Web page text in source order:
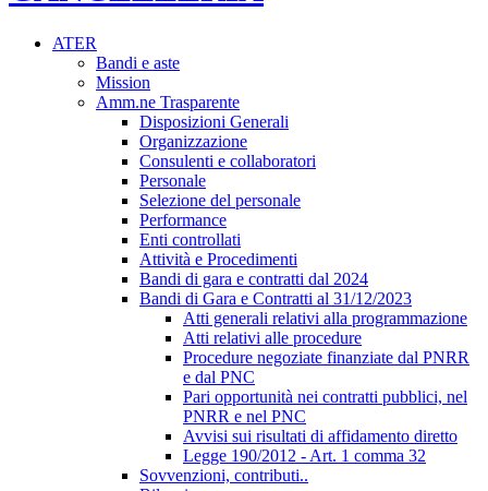
ATER
Bandi e aste
Mission
Amm.ne Trasparente
Disposizioni Generali
Organizzazione
Consulenti e collaboratori
Personale
Selezione del personale
Performance
Enti controllati
Attività e Procedimenti
Bandi di gara e contratti dal 2024
Bandi di Gara e Contratti al 31/12/2023
Atti generali relativi alla programmazione
Atti relativi alle procedure
Procedure negoziate finanziate dal PNRR
e dal PNC
Pari opportunità nei contratti pubblici, nel
PNRR e nel PNC
Avvisi sui risultati di affidamento diretto
Legge 190/2012 - Art. 1 comma 32
Sovvenzioni, contributi..